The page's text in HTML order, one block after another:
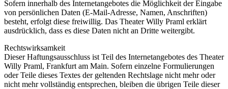
Sofern innerhalb des Internetangebotes die Möglichkeit der Eingabe
von persönlichen Daten (E-Mail-Adresse, Namen, Anschriften)
besteht, erfolgt diese freiwillig. Das Theater Willy Praml erklärt
ausdrücklich, dass es diese Daten nicht an Dritte weitergibt.
Rechtswirksamkeit
Dieser Haftungsausschluss ist Teil des Internetangebotes des Theater
Willy Praml, Frankfurt am Main. Sofern einzelne Formulierungen
oder Teile dieses Textes der geltenden Rechtslage nicht mehr oder
nicht mehr vollständig entsprechen, bleiben die übrigen Teile dieser